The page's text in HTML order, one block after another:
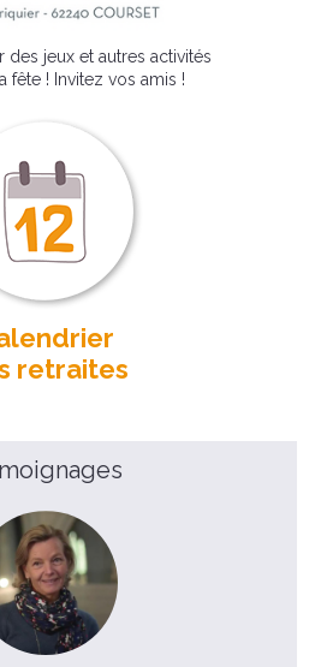
jeux et autres activités
fête ! Invitez vos amis !
retraites